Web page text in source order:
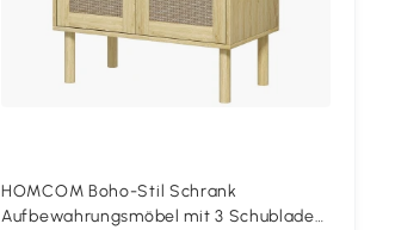
HOMCOM Boho-Stil Schrank
Aufbewahrungsmöbel mit 3 Schubladen